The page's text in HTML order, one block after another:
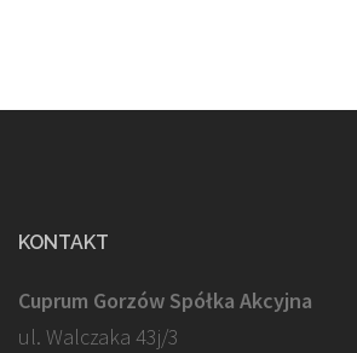
KONTAKT
Cuprum Gorzów Spółka Akcyjna
ul. Walczaka 43j/3